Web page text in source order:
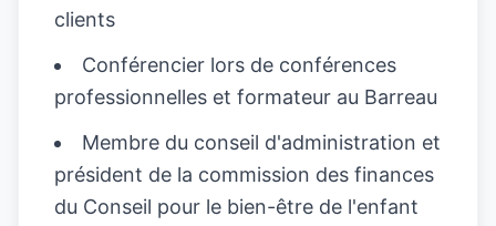
clients
Conférencier lors de conférences
professionnelles et formateur au Barreau
Membre du conseil d'administration et
président de la commission des finances
du Conseil pour le bien-être de l'enfant